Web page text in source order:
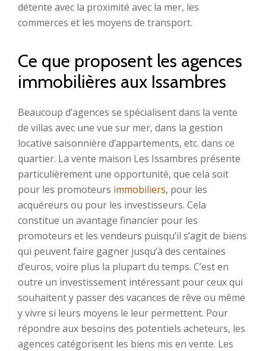
détente avec la proximité avec la mer, les
commerces et les moyens de transport.
Ce que proposent les agences
immobilières aux Issambres
Beaucoup d’agences se spécialisent dans la vente
de villas avec une vue sur mer, dans la gestion
locative saisonnière d’appartements, etc. dans ce
quartier. La vente maison Les Issambres présente
particulièrement une opportunité, que cela soit
pour les promoteurs immobiliers, pour les
acquéreurs ou pour les investisseurs. Cela
constitue un avantage financier pour les
promoteurs et les vendeurs puisqu’il s’agit de biens
qui peuvent faire gagner jusqu’à des centaines
d’euros, voire plus la plupart du temps. C’est en
outre un investissement intéressant pour ceux qui
souhaitent y passer des vacances de rêve ou même
y vivre si leurs moyens le leur permettent. Pour
répondre aux besoins des potentiels acheteurs, les
agences catégorisent les biens mis en vente. Les